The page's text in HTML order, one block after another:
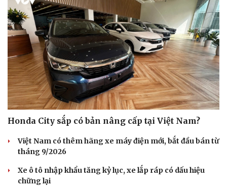
Honda City sắp có bản nâng cấp tại Việt Nam?
Việt Nam có thêm hãng xe máy điện mới, bắt đầu bán từ
tháng 9/2026
Xe ô tô nhập khẩu tăng kỷ lục, xe lắp ráp có dấu hiệu
chững lại